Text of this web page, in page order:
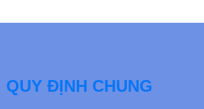
QUY ĐỊNH CHUNG